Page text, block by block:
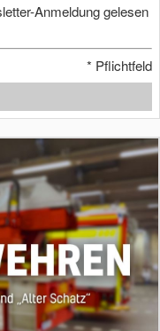
Anmeldung gelesen
* Pflichtfeld